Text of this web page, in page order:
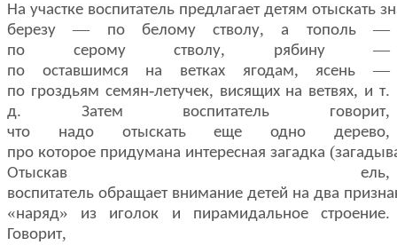
На участке воспитатель предлагает детям отыскать
березу — по белому стволу,а тополь—
по серому стволу, рябину—
по оставшимся на ветках ягодам, ясень —
по гроздьям семян-летучек, висящих на ветвях, и т.
д. Затем воспитатель говорит,
что надо отыскать еще одно дерево,
про которое придумана интересная загадка (
Отыскав
ель,
воспитатель обращает внимание детей на два
«наряд» из иголок и пирамидальное строение.
Говорит,